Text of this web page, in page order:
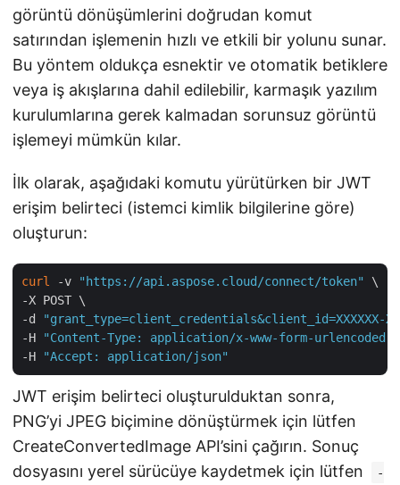
görüntü dönüşümlerini doğrudan komut
satırından işlemenin hızlı ve etkili bir yolunu sunar.
Bu yöntem oldukça esnektir ve otomatik betiklere
veya iş akışlarına dahil edilebilir, karmaşık yazılım
kurulumlarına gerek kalmadan sorunsuz görüntü
işlemeyi mümkün kılar.
İlk olarak, aşağıdaki komutu yürütürken bir JWT
erişim belirteci (istemci kimlik bilgilerine göre)
oluşturun:
curl -v "https://api.aspose.cloud/connect/token"
\
-X POST \
-d
"grant_type=client_credentials&client_id=XXXXXX-
-H
"Content-Type: application/x-www-form-urlencoded"
-H
"Accept: application/json"
JWT erişim belirteci oluşturulduktan sonra,
PNG’yi JPEG biçimine dönüştürmek için lütfen
CreateConvertedImage API’sini çağırın. Sonuç
dosyasını yerel sürücüye kaydetmek için lütfen
-